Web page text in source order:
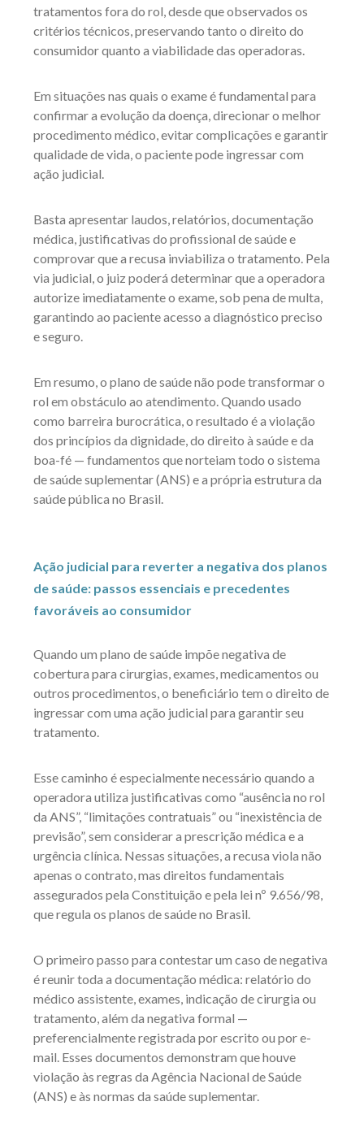
tratamentos fora do rol, desde que observados os
critérios técnicos, preservando tanto o direito do
consumidor quanto a viabilidade das operadoras.
Em situações nas quais o exame é fundamental para
confirmar a evolução da doença, direcionar o melhor
procedimento médico, evitar complicações e garantir
qualidade de vida, o paciente pode ingressar com
ação judicial.
Basta apresentar laudos, relatórios, documentação
médica, justificativas do profissional de saúde e
comprovar que a recusa inviabiliza o tratamento. Pela
via judicial, o juiz poderá determinar que a operadora
autorize imediatamente o exame, sob pena de multa,
garantindo ao paciente acesso a diagnóstico preciso
e seguro.
Em resumo, o plano de saúde não pode transformar o
rol em obstáculo ao atendimento. Quando usado
como barreira burocrática, o resultado é a violação
dos princípios da dignidade, do direito à saúde e da
boa-fé — fundamentos que norteiam todo o sistema
de saúde suplementar (ANS) e a própria estrutura da
saúde pública no Brasil.
Ação judicial para reverter a negativa dos planos
de saúde: passos essenciais e precedentes
favoráveis ao consumidor
Quando um plano de saúde impõe negativa de
cobertura para cirurgias, exames, medicamentos ou
outros procedimentos, o beneficiário tem o direito de
ingressar com uma ação judicial para garantir seu
tratamento.
Esse caminho é especialmente necessário quando a
operadora utiliza justificativas como “ausência no rol
da ANS”, “limitações contratuais” ou “inexistência de
previsão”, sem considerar a prescrição médica e a
urgência clínica. Nessas situações, a recusa viola não
apenas o contrato, mas direitos fundamentais
assegurados pela Constituição e pela lei nº 9.656/98,
que regula os planos de saúde no Brasil.
O primeiro passo para contestar um caso de negativa
é reunir toda a documentação médica: relatório do
médico assistente, exames, indicação de cirurgia ou
tratamento, além da negativa formal —
preferencialmente registrada por escrito ou por e-
mail. Esses documentos demonstram que houve
violação às regras da Agência Nacional de Saúde
(ANS) e às normas da saúde suplementar.